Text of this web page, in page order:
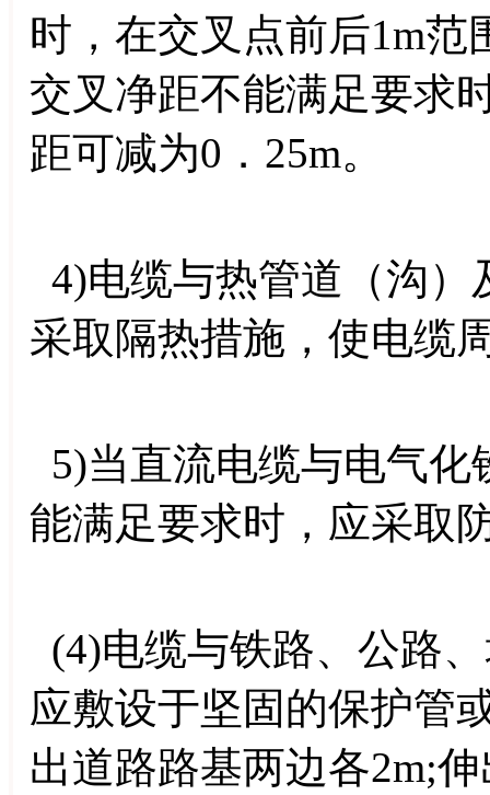
时，在交叉点前后1m
交叉净距不能满足要求
距可减为0．25m。
4)电缆与热管道（沟
采取隔热措施，使电缆
5)当直流电缆与电气
能满足要求时，应采取
(4)电缆与铁路、公路
应敷设于坚固的保护管
出道路路基两边各2m;